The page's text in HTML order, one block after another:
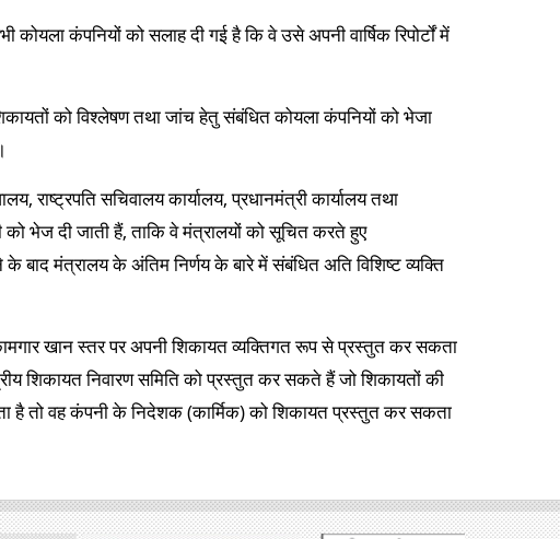
कोयला कंपनियों को सलाह दी गई है कि वे उसे अपनी वार्षिक रिपोर्टों में
को विश्‍लेषण तथा जांच हेतु संबंधित कोयला कंपनियों को भेजा
सचिवालय कार्यालय, प्रधानमंत्री कार्यालय तथा
को भेज दी जाती हैं, ताकि वे मंत्रालयों को सूचित करते हुए
बाद मंत्रालय के अंतिम निर्णय के बारे में संबंधित अति विशिष्‍ट व्‍यक्‍ति
खान स्‍तर पर अपनी शिकायत व्‍यक्‍तिगत रूप से प्रस्‍तुत कर सकता
शिकायत निवारण समिति को प्रस्‍तुत कर सकते हैं जो शिकायतों की
है तो वह कंपनी के निदेशक (कार्मिक) को शिकायत प्रस्‍तुत कर सकता